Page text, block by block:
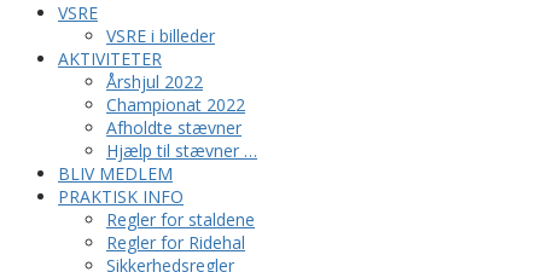
VSRE
VSRE i billeder
AKTIVITETER
Årshjul 2022
Championat 2022
Afholdte stævner
Hjælp til stævner …
BLIV MEDLEM
PRAKTISK INFO
Regler for staldene
Regler for Ridehal
Sikkerhedsregler